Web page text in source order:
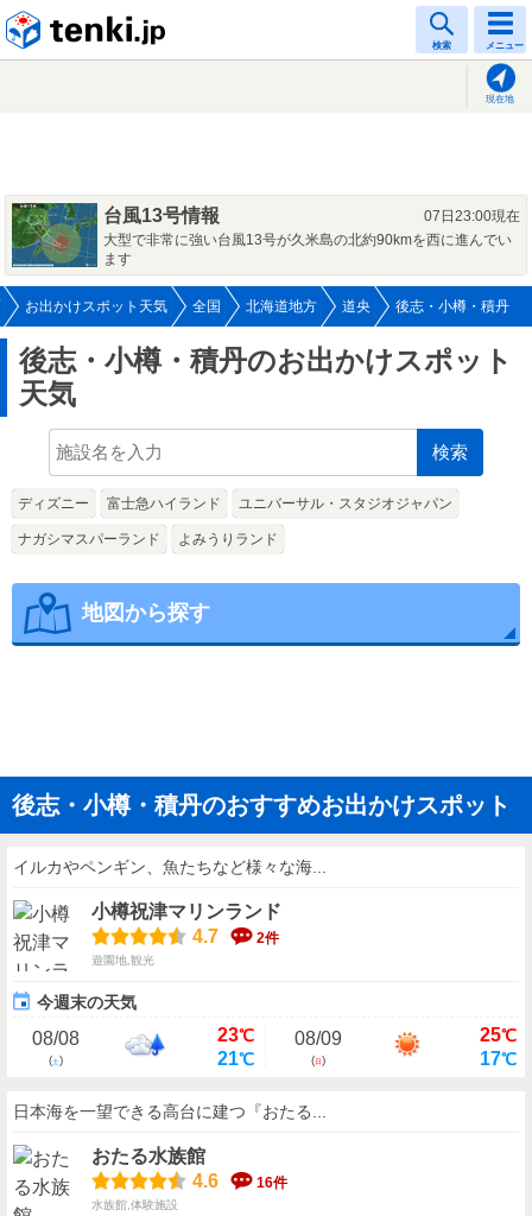
検索 メニュー
現在地
台風13号情報
07日23:00現在
大型で非常に強い台風13号が久米島の北約90kmを西に進んでい
ます
お出かけスポット天気 全国 北海道地方 道央 後志・小樽・積丹
後志・小樽・積丹のお出かけスポット
天気
検索
ディズニー 富士急ハイランド ユニバーサル・スタジオジャパン
ナガシマスパーランド よみうりランド
地図から探す
後志・小樽・積丹のおすすめお出かけスポット
イルカやペンギン、魚たちなど様々な海...
小樽祝津マリンランド
4.7
2件
遊園地,観光
今週末の天気
08/08
(土)
23℃
21℃
08/09
(日)
25℃
17℃
日本海を一望できる高台に建つ『おたる...
おたる水族館
4.6
16件
水族館,体験施設